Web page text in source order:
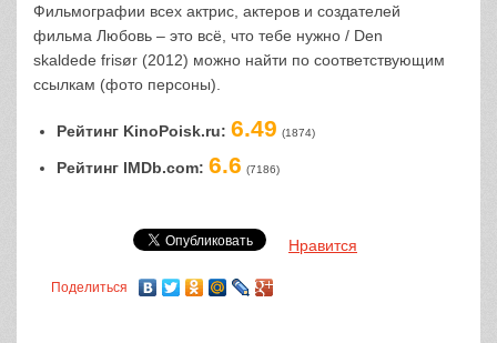
Фильмографии всех актрис, актеров и создателей
фильма Любовь – это всё, что тебе нужно / Den
skaldede frisør (2012) можно найти по соответствующим
ссылкам (фото персоны).
Рейтинг KinoPoisk.ru: 6.49 (1874)
Рейтинг IMDb.com: 6.6 (7186)
Нравится
Поделиться